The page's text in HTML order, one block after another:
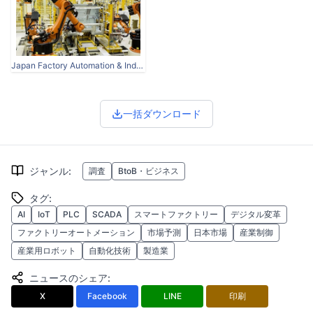
Japan Factory Automation & Industrial Control Market.jpg
一括ダウンロード
ジャンル: 調査 BtoB・ビジネス
タグ:
AI IoT PLC SCADA スマートファクトリー
デジタル変革
ファクトリーオートメーション
市場予測 日本市場
産業制御
産業用ロボット
自動化技術 製造業
ニュースのシェア:
X Facebook LINE 印刷